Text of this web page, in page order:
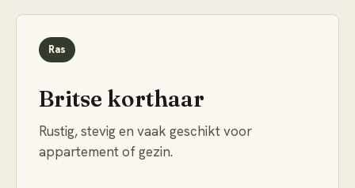
Ras
Britse korthaar
Rustig, stevig en vaak geschikt voor
appartement of gezin.